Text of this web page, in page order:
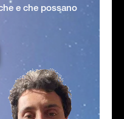
e che possano